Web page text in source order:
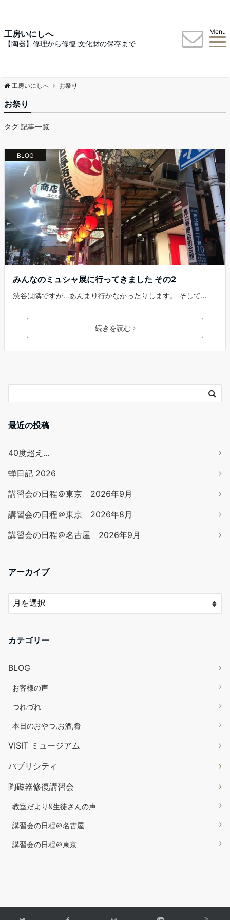
工房いにしへ
【陶器】修理から修復 文化財の保存まで
Menu
工房いにしへ お祭り
お祭り
タグ 記事一覧
BLOG
みんなのミュシャ展に行ってきました その2
渋谷は隣ですが…あんまり行かなかったりします。 そして…
続きを読む
最近の投稿
40度超え…
蝉日記 2026
講習会の日程＠東京 2026年9月
講習会の日程＠東京 2026年8月
講習会の日程＠名古屋 2026年9月
アーカイブ
カテゴリー
BLOG
お客様の声
つれづれ
本日のおやつ,お酒,肴
VISIT ミュージアム
パブリシティ
陶磁器修復講習会
教室だより&生徒さんの声
講習会の日程＠名古屋
講習会の日程＠東京